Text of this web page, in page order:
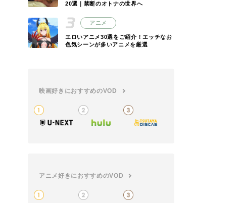
20選｜禁断のオトナの世界へ
アニメ
エロいアニメ30選をご紹介！エッチなお
色気シーンが多いアニメを厳選
映画好きにおすすめのVOD
アニメ好きにおすすめのVOD